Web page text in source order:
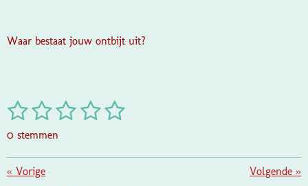
Waar bestaat jouw ontbijt uit?
R
t
i
n
1
s
t
e
2
s
t
e
3
s
t
4
t
5
t
S
m
0 stemmen
« Vorige Volgende »